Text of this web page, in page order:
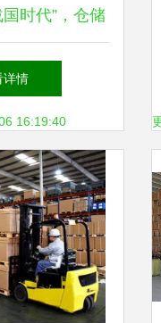
时代”，仓储
——普通货物
型指南
详情
16:19:40